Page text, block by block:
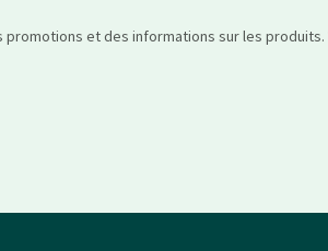
et des informations sur les